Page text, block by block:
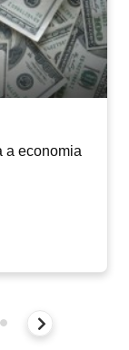
a economia